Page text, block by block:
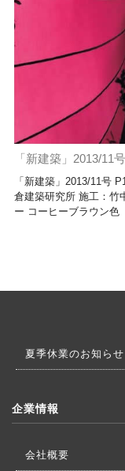
「新建築」2013/11号
「新建築」2013/11号
倉建築研究所 施工：
ー コーヒーブラウン色
夏季休業のお知らせ
企業情報
会社概要